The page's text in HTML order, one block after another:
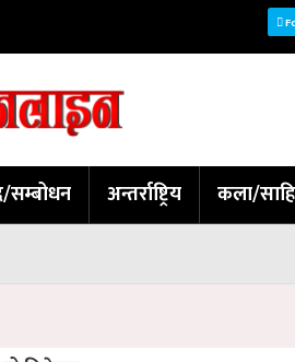
सम्बोधन अन्तर्राष्ट्रिय कला/